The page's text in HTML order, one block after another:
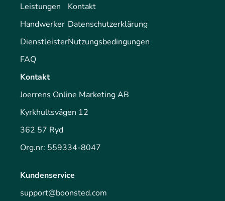
Leistungen
Handwerker
Dienstleister
FAQ
Kontakt
Datenschutzerklärung
Nutzungsbedingungen
Kontakt
Joerrens Online Marketing AB
Kyrkhultsvägen 12
362 57 Ryd
Org.nr: 559334-8047
Kundenservice
support@boonsted.com